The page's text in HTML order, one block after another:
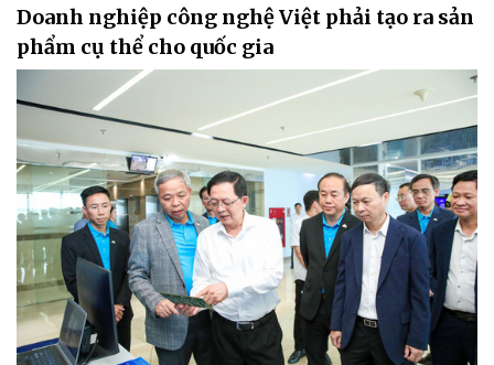
Doanh nghiệp công nghệ Việt phải tạo ra sản
phẩm cụ thể cho quốc gia